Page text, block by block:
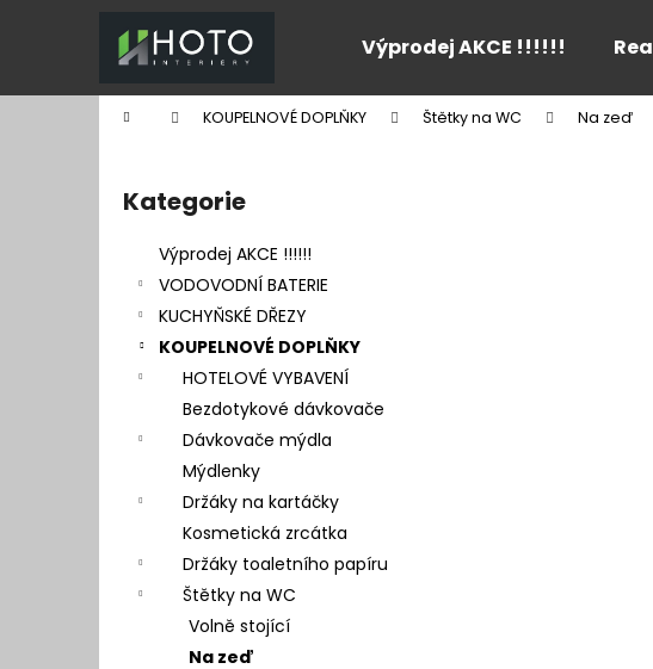
Výprodej AKCE !!!!!!
Domů KOUPELNOVÉ DOPLŇKY Štětky na WC Na zeď
Přeskočit
kategorie
Kategorie
Výprodej AKCE !!!!!!
VODOVODNÍ BATERIE
KUCHYŇSKÉ DŘEZY
KOUPELNOVÉ DOPLŇKY
HOTELOVÉ VYBAVENÍ
Bezdotykové dávkovače
Dávkovače mýdla
Mýdlenky
Držáky na kartáčky
Kosmetická zrcátka
Držáky toaletního papíru
Štětky na WC
Volně stojící
Na zeď
í
Zpět
do
Zpět
do
Co